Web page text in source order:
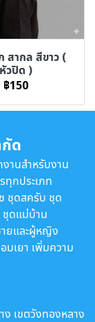
สากล สีขาว (
หัวปิด )
฿150
ด
านสำหรับงาน
กประเภท
ชุดสครับ ชุด
ดแม่บ้าน
ายและผู้หญิง
เยา เพิ่มความ
เขตวังทองหลาง